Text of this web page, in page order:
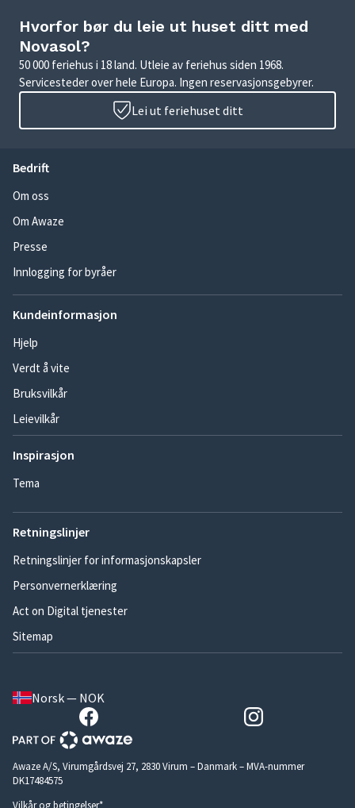
Hvorfor bør du leie ut huset ditt med
Novasol?
50 000 feriehus i 18 land. Utleie av feriehus siden 1968.
Servicesteder over hele Europa. Ingen reservasjonsgebyrer.
Lei ut feriehuset ditt
Bedrift
Om oss
Om Awaze
Presse
Innlogging for byråer
Kundeinformasjon
Hjelp
Verdt å vite
Bruksvilkår
Leievilkår
Inspirasjon
Tema
Retningslinjer
Retningslinjer for informasjonskapsler
Personvernerklæring
Act on Digital tjenester
Sitemap
Norsk — NOK
Awaze A/S, Virumgårdsvej 27, 2830 Virum – Danmark – MVA-nummer
DK17484575